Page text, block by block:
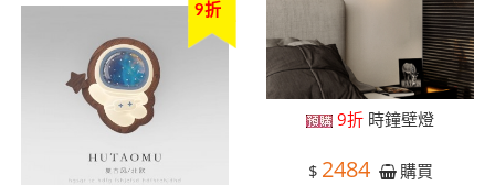
9折 時鐘壁燈
$ 2484 購買
9折